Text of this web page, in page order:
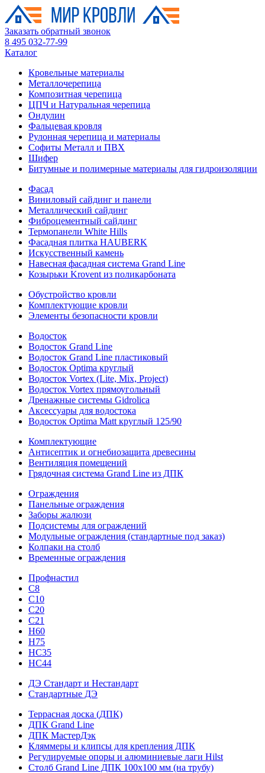
Заказать обратный звонок
8 495 032-77-99
Каталог
Кровельные материалы
Металлочерепица
Композитная черепица
ЦПЧ и Натуральная черепица
Ондулин
Фальцевая кровля
Рулонная черепица и материалы
Софиты Металл и ПВХ
Шифер
Битумные и полимерные материалы для гидроизоляции
Фасад
Виниловый сайдинг и панели
Металлический сайдинг
Фиброцементный сайдинг
Термопанели White Hills
Фасадная плитка HAUBERK
Искусственный камень
Навесная фасадная система Grand Line
Козырьки Krovent из поликарбоната
Обустройство кровли
Комплектующие кровли
Элементы безопасности кровли
Водосток
Водосток Grand Line
Водосток Grand Line пластиковый
Водосток Optima круглый
Водосток Vortex (Lite, Mix, Project)
Водосток Vortex прямоугольный
Дренажные системы Gidrolica
Аксессуары для водостока
Водосток Optima Matt круглый 125/90
Комплектующие
Антисептик и огнебиозащита древесины
Вентиляция помещений
Грядочная система Grand Line из ДПК
Ограждения
Панельные ограждения
Заборы жалюзи
Подсистемы для ограждений
Модульные ограждения (стандартные под заказ)
Колпаки на столб
Временные ограждения
Профнастил
С8
С10
С20
С21
H60
H75
HС35
НС44
ДЭ Стандарт и Нестандарт
Стандартные ДЭ
Террасная доска (ДПК)
ДПК Grand Line
ДПК МастерДэк
Кляммеры и клипсы для крепления ДПК
Регулируемые опоры и алюминиевые лаги Hilst
Столб Grand Line ДПК 100х100 мм (на трубу)